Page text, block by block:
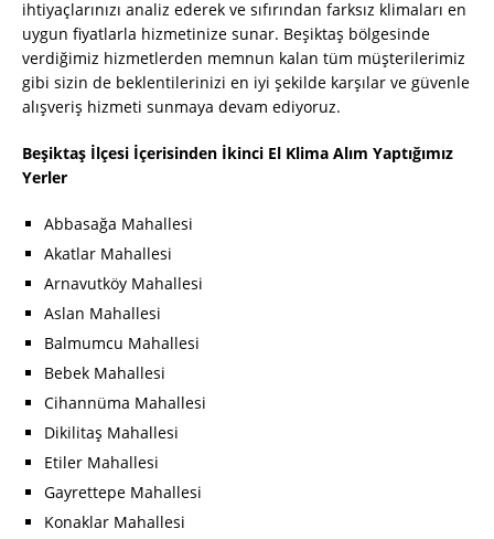
ihtiyaçlarınızı analiz ederek ve sıfırından farksız klimaları en
uygun fiyatlarla hizmetinize sunar. Beşiktaş bölgesinde
verdiğimiz hizmetlerden memnun kalan tüm müşterilerimiz
gibi sizin de beklentilerinizi en iyi şekilde karşılar ve güvenle
alışveriş hizmeti sunmaya devam ediyoruz.
Beşiktaş İlçesi İçerisinden İkinci El Klima Alım Yaptığımız
Yerler
Abbasağa Mahallesi
Akatlar Mahallesi
Arnavutköy Mahallesi
Aslan Mahallesi
Balmumcu Mahallesi
Bebek Mahallesi
Cihannüma Mahallesi
Dikilitaş Mahallesi
Etiler Mahallesi
Gayrettepe Mahallesi
Konaklar Mahallesi